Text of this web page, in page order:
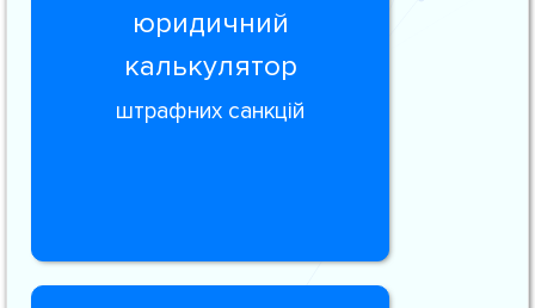
юридичний
калькулятор
штрафних санкцій